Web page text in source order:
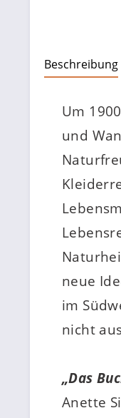
Beschreibung
Um
und
neue
im
nicht
„Das
Anette